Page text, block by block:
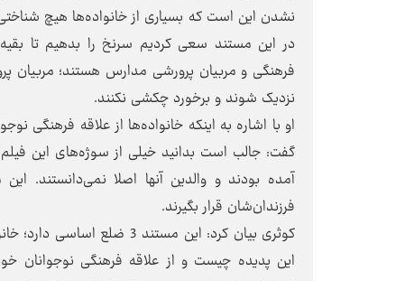
نشدن این است که بسیاری از خانواده‌ها هیچ
در این مستند سعی کردیم سرنخ را بدهیم تا
فرهنگی و مربیان پرورشی مدارس هستند؛ مربیان
نزدیک شوند و برخورد چکشی نکنند.
او با اشاره به اینکه خانواده‌ها از علاقه
گفت: جالب است بدانید خیلی از سوژه‌های این
آمده بودند و والدین‌ آنها اصلا نمی‌دانستند.
فرزندان‌شان قرار بگیرند.
کوثری بیان کرد: این مستند
این پدیده چیست و از علاقه فرهنگی نوجوانان